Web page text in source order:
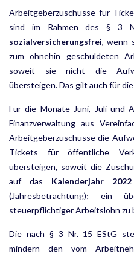
Arbeitgeberzuschüsse für
sind im Rahmen des § 3
sozialversicherungsfrei, wenn
zum ohnehin geschuldeten
soweit sie nicht die
übersteigen. Das gilt auch für
Für die Monate Juni, Juli und
Finanzverwaltung aus
Arbeitgeberzuschüsse die
Tickets für öffent­liche
übersteigen, soweit die
auf das Kalenderjahr 2022
(Jahresbetrachtung); ein
steuerpflichtiger Arbeitslohn zu
Die nach § 3 Nr. 15 EStG
mindern den vom